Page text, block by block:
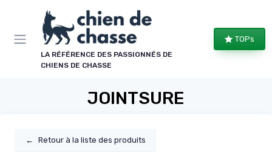
LA RÉFÉRENCE DES PASSIONNÉS DE
CHIENS DE CHASSE
TOPs
JOINTSURE
← Retour à la liste des produits
Panneau de gestion des cookies